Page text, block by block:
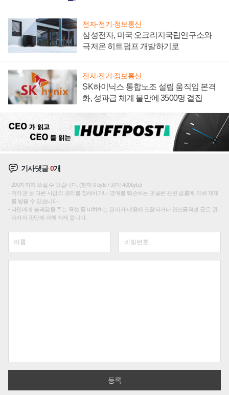
전자·전기·정보통신
삼성전자, 미국 오크리지국립연구소와
극저온 히트펌프 개발하기로
전자·전기·정보통신
SK하이닉스 통합노조 설립 움직임 본격
화, 성과급 체계 불만에 3500명 결집
기사댓글0개
200자까지 쓰실 수 있습니다. (현재 0 byte / 최대 400byte)
저작권 등 다른 사람의 권리를 침해하거나 명예를 훼손하는 댓글은 관련 법률에 의해 제재
를 받을 수 있습니다.
타인에게 불쾌감을 주는 욕설 등 비하하는 단어가 내용에 포함되거나 인신공격성 글은 관
리자의 판단에 의해 삭제 합니다.